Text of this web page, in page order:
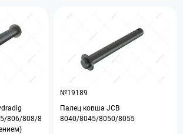
806/808/8
№19189
Палец ковша JCB
8040/8045/8050/8055